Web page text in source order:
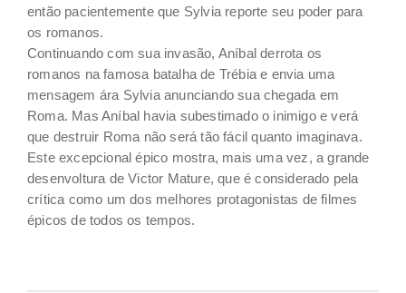
então pacientemente que Sylvia reporte seu poder para
os romanos.
Continuando com sua invasão, Aníbal derrota os
romanos na famosa batalha de Trébia e envia uma
mensagem ára Sylvia anunciando sua chegada em
Roma. Mas Aníbal havia subestimado o inimigo e verá
que destruir Roma não será tão fácil quanto imaginava.
Este excepcional épico mostra, mais uma vez, a grande
desenvoltura de Victor Mature, que é considerado pela
crítica como um dos melhores protagonistas de filmes
épicos de todos os tempos.